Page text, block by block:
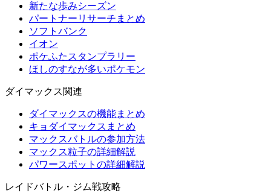
新たな歩みシーズン
パートナーリサーチまとめ
ソフトバンク
イオン
ポケふたスタンプラリー
ほしのすなが多いポケモン
ダイマックス関連
ダイマックスの機能まとめ
キョダイマックスまとめ
マックスバトルの参加方法
マックス粒子の詳細解説
パワースポットの詳細解説
レイドバトル・ジム戦攻略